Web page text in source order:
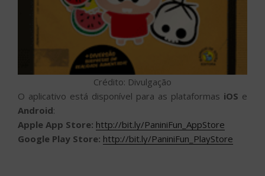
Crédito: Divulgação
O aplicativo está disponível para as plataformas iOS e
Android:
Apple App Store: http://bit.ly/PaniniFun_AppStore
Google Play Store: http://bit.ly/PaniniFun_PlayStore